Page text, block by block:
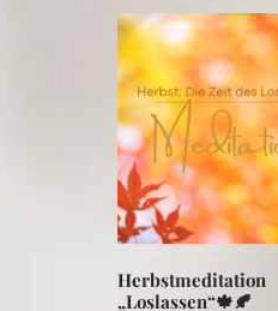
Herbstmeditation
„Loslassen“🍁🍂